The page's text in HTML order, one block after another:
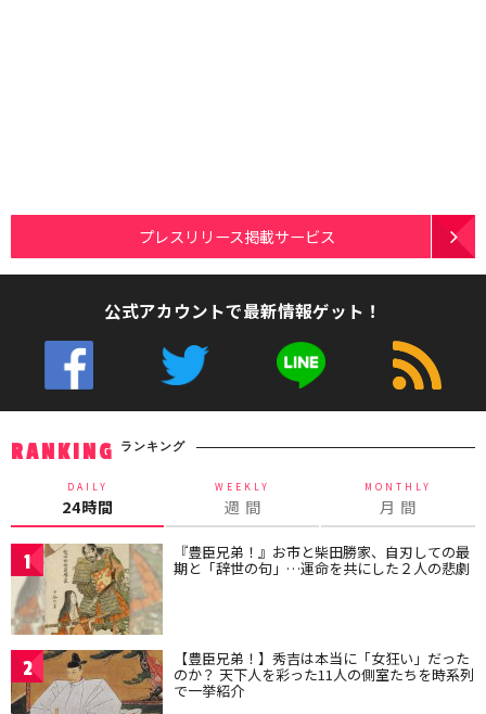
プレスリリース掲載サービス
公式アカウントで最新情報ゲット！
RANKING ランキング
DAILY
24時間
WEEKLY
週 間
MONTHLY
月 間
1 『豊臣兄弟！』お市と柴田勝家、自刃しての最
期と「辞世の句」…運命を共にした２人の悲劇
2 【豊臣兄弟！】秀吉は本当に「女狂い」だった
のか？ 天下人を彩った11人の側室たちを時系列
で一挙紹介